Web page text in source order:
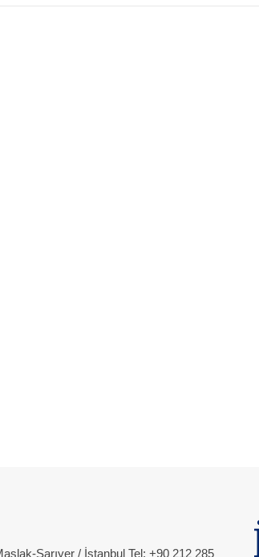
Sarıyer / İstanbul Tel: +90 212 285